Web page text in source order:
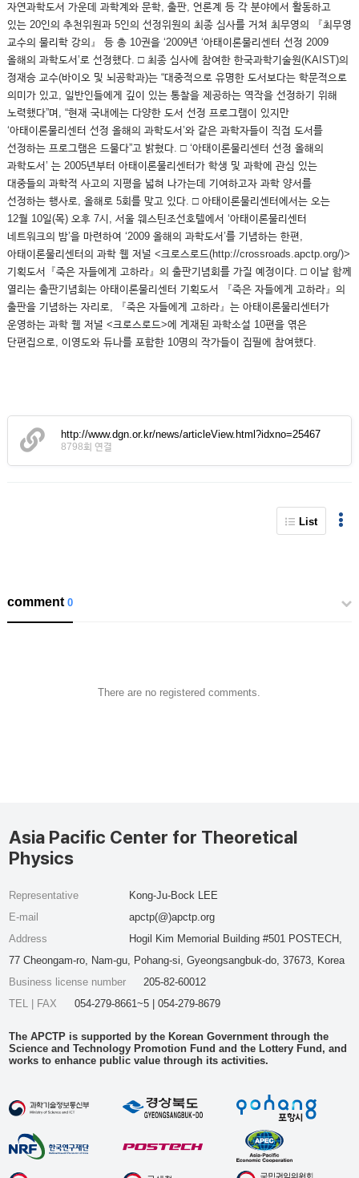
자연과학도서 가운데 과학계와 문학, 출판, 언론계 등 각 분야에서 활동하고
있는 20인의 추천위원과 5인의 선정위원의 최종 심사를 거쳐 최무영의 『최무영
교수의 물리학 강의』 등 총 10권을 ‘2009년 ‘아태이론물리센터 선정 2009
올해의 과학도서’로 선정했다. □ 최종 심사에 참여한 한국과학기술원(KAIST)의
정재승 교수(바이오 및 뇌공학과)는 “대중적으로 유명한 도서보다는 학문적으로
의미가 있고, 일반인들에게 깊이 있는 통찰을 제공하는 역작을 선정하기 위해
노력했다”며, “현재 국내에는 다양한 도서 선정 프로그램이 있지만
‘아태이론물리센터 선정 올해의 과학도서’와 같은 과학자들이 직접 도서를
선정하는 프로그램은 드물다”고 밝혔다. □ ‘아태이론물리센터 선정 올해의
과학도서’ 는 2005년부터 아태이론물리센터가 학생 및 과학에 관심 있는
대중들의 과학적 사고의 지평을 넓혀 나가는데 기여하고자 과학 양서를
선정하는 행사로, 올해로 5회를 맞고 있다. □ 아태이론물리센터에서는 오는
12월 10일(목) 오후 7시, 서울 웨스틴조선호텔에서 ‘아태이론물리센터
네트워크의 밤’을 마련하여 ‘2009 올해의 과학도서’를 기념하는 한편,
아태이론물리센터의 과학 웹 저널 <크로스로드(http://crossroads.apctp.org/)>
기획도서『죽은 자들에게 고하라』의 출판기념회를 가질 예정이다. □ 이날 함께
열리는 출판기념회는 아태이론물리센터 기획도서 『죽은 자들에게 고하라』의
출판을 기념하는 자리로, 『죽은 자들에게 고하라』는 아태이론물리센터가
운영하는 과학 웹 저널 <크로스로드>에 게재된 과학소설 10편을 엮은
단편집으로, 이영도와 듀나를 포함한 10명의 작가들이 집필에 참여했다.
http://www.dgn.or.kr/news/articleView.html?idxno=25467
8798회 연결
List
comment0
There are no registered comments.
Asia Pacific Center for Theoretical
Physics
Representative
Kong-Ju-Bock LEE
E-mail
apctp(@)apctp.org
Address
Hogil Kim Memorial Building #501 POSTECH,
77 Cheongam-ro, Nam-gu, Pohang-si, Gyeongsangbuk-do, 37673, Korea
Business license number
205-82-60012
TEL | FAX
054-279-8661~5 | 054-279-8679
The APCTP is supported by the Korean Government through the
Science and Technology Promotion Fund and the Lottery Fund, and
works to enhance public value through its activities.